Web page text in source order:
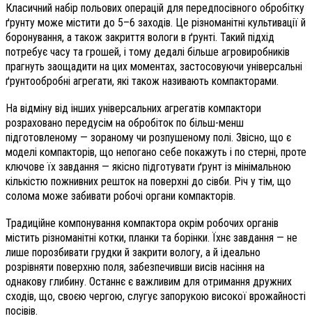
Класичний набір польових операцій для передпосівного обробітку
ґрунту може містити до 5–6 заходів. Це різноманітні культивації й
боронування, а також закриття вологи в ґрунті. Такий підхід
потребує часу та грошей, і тому дедалі більше агровиробників
прагнуть заощадити на цих моментах, застосовуючи універсальні
ґрунтообробні агрегати, які також називають компакторами.
На відміну від інших універсальних агрегатів компактори
розраховано передусім на обробіток по більш-менш
підготовленому — зораному чи розпушеному полі. Звісно, що є
моделі компакторів, що непогано себе покажуть і по стерні, проте
ключове їх завдання — якісно підготувати ґрунт із мінімальною
кількістю пожнивних решток на поверхні до сівби. Річ у тім, що
солома може забивати робочі органи компакторів.
Традиційне компонування компактора окрім робочих органів
містить різноманітні котки, планки та борінки. Їхнє завдання — не
лише порозбивати грудки й закрити вологу, а й ідеально
розрівняти поверхню поля, забезпечивши висів насіння на
однакову глибину. Останнє є важливим для отримання дружних
сходів, що, своєю чергою, слугує запорукою високої врожайності
посівів.